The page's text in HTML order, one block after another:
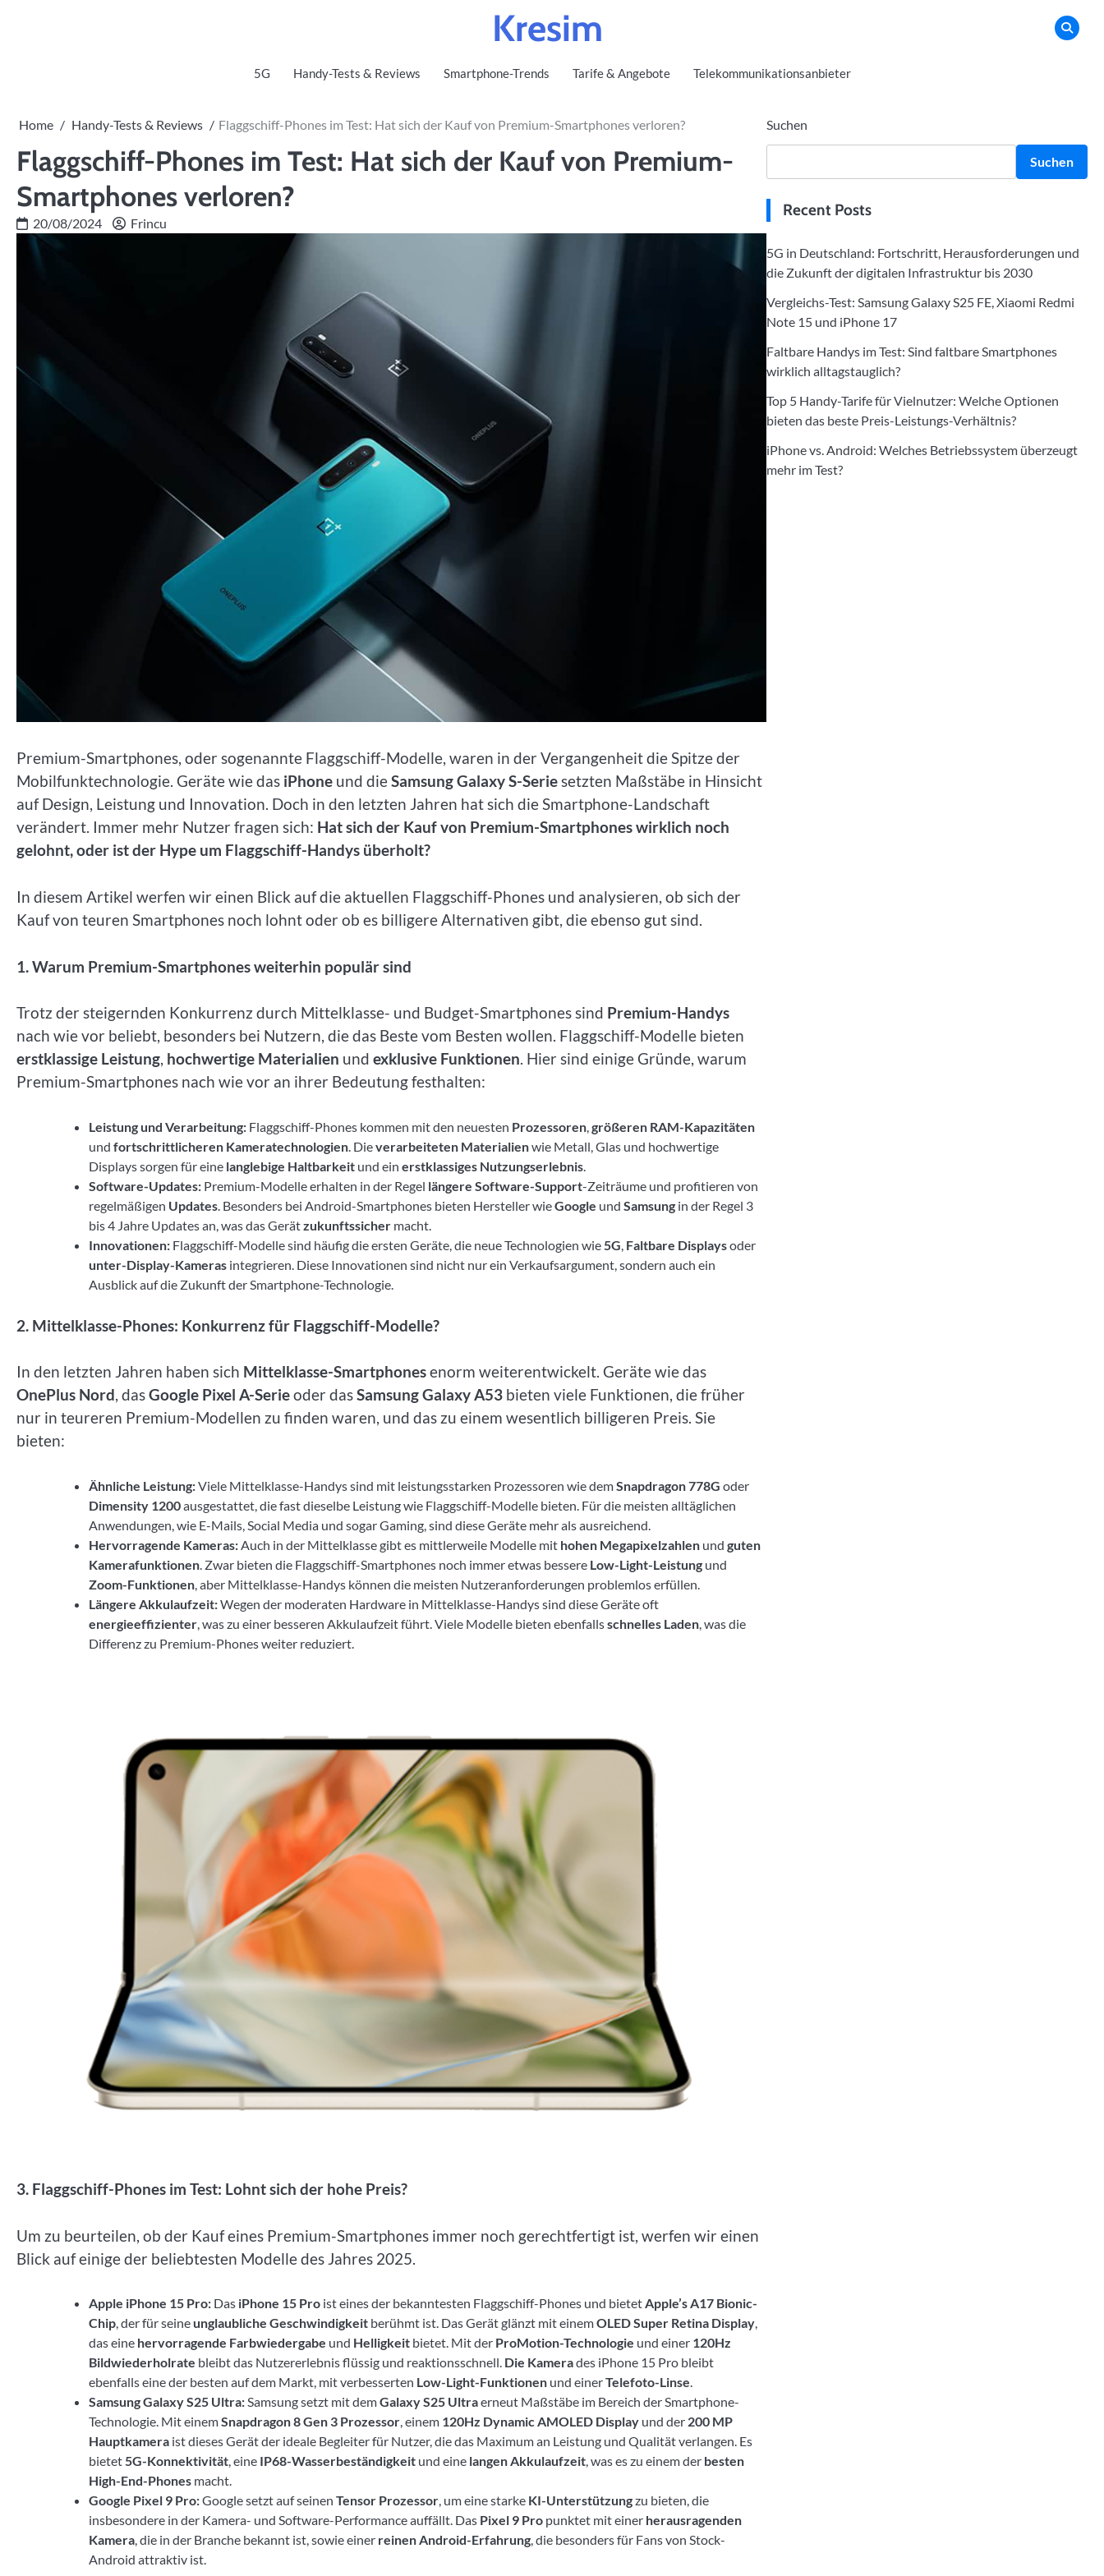
Kresim
5G Handy-Tests & Reviews Smartphone-Trends Tarife & Angebote Telekommunikationsanbieter
Home Handy-Tests & Reviews Flaggschiff-Phones im Test: Hat sich der Kauf von Premium-Smartphones verloren?
Flaggschiff-Phones im Test: Hat sich der Kauf von Premium-
Smartphones verloren?
20/08/2024 Frincu
Premium-Smartphones, oder sogenannte Flaggschiff-Modelle, waren in der Vergangenheit die Spitze der
Mobilfunktechnologie. Geräte wie das iPhone und dieSamsung Galaxy S-Seriesetzten Maßstäbe in Hinsicht
auf Design, Leistung und Innovation. Doch in den letzten Jahren hat sich die Smartphone-Landschaft
verändert. Immer mehr Nutzer fragen sich: Hat sich der Kauf von Premium-Smartphones wirklich noch
gelohnt, oder ist der Hype um Flaggschiff-Handys überholt?
In diesem Artikel werfen wir einen Blick auf die aktuellen Flaggschiff-Phones und analysieren, ob sich der
Kauf von teuren Smartphones noch lohnt oder ob es billigere Alternativen gibt, die ebenso gut sind.
1. Warum Premium-Smartphones weiterhin populär sind
Trotz der steigernden Konkurrenz durch Mittelklasse- und Budget-Smartphones sind Premium-Handys
nach wie vor beliebt, besonders bei Nutzern, die das Beste vom Besten wollen. Flaggschiff-Modelle bieten
erstklassige Leistung, hochwertige Materialien und exklusive Funktionen. Hier sind einige Gründe, warum
Premium-Smartphones nach wie vor an ihrer Bedeutung festhalten:
Leistung und Verarbeitung: Flaggschiff-Phones kommen mit den neuesten Prozessoren größeren RAM-Kapazitäten
und fortschrittlicheren Kameratechnologien . Dieverarbeiteten Materialienwie Metall, Glas und hochwertige
Displays sorgen für eine langlebige Haltbarkeit und ein erstklassiges Nutzungserlebnis
Software-Updates: Premium-Modelle erhalten in der Regel längere Software-Support-Zeiträume und profitieren von
regelmäßigen Updates . Besonders bei Android-Smartphones bieten Hersteller wieGoogle und Samsung in der Regel 3
bis 4 Jahre Updates an, was das Gerätzukunftssicher macht.
Innovationen: Flaggschiff-Modelle sind häufig die ersten Geräte, die neue Technologien wie 5G Faltbare Displaysoder
unter-Display-Kameras integrieren. Diese Innovationen sind nicht nur ein Verkaufsargument, sondern auch ein
Ausblick auf die Zukunft der Smartphone-Technologie.
2. Mittelklasse-Phones: Konkurrenz für Flaggschiff-Modelle?
In den letzten Jahren haben sich Mittelklasse-Smartphonesenorm weiterentwickelt. Geräte wie das
OnePlus Nord, dasGoogle Pixel A-Serieoder dasSamsung Galaxy A53 bieten viele Funktionen, die früher
nur in teureren Premium-Modellen zu finden waren, und das zu einem wesentlich billigeren Preis. Sie
bieten:
Ähnliche Leistung:Viele Mittelklasse-Handys sind mit leistungsstarken Prozessoren wie demSnapdragon 778G oder
Dimensity 1200ausgestattet, die fast dieselbe Leistung wie Flaggschiff-Modelle bieten. Für die meisten alltäglichen
Anwendungen, wie E-Mails, Social Media und sogar Gaming, sind diese Geräte mehr als ausreichend.
Hervorragende Kameras: Auch in der Mittelklasse gibt es mittlerweile Modelle mit hohen Megapixelzahlen und guten
Kamerafunktionen . Zwar bieten die Flaggschiff-Smartphones noch immer etwas bessere Low-Light-Leistung und
Zoom-Funktionen , aber Mittelklasse-Handys können die meisten Nutzeranforderungen problemlos erfüllen.
Längere Akkulaufzeit:Wegen der moderaten Hardware in Mittelklasse-Handys sind diese Geräte oft
energieeffizienter , was zu einer besseren Akkulaufzeit führt. Viele Modelle bieten ebenfallsschnelles Laden , was die
Differenz zu Premium-Phones weiter reduziert.
3. Flaggschiff-Phones im Test: Lohnt sich der hohe Preis?
Um zu beurteilen, ob der Kauf eines Premium-Smartphones immer noch gerechtfertigt ist, werfen wir einen
Blick auf einige der beliebtesten Modelle des Jahres 2025.
Apple iPhone 15 Pro: Das iPhone 15 Pro ist eines der bekanntesten Flaggschiff-Phones und bietetApple’s A17 Bionic-
Chip, der für seine unglaubliche Geschwindigkeit berühmt ist. Das Gerät glänzt mit einemOLED Super Retina Display,
das eine hervorragende Farbwiedergabe und Helligkeit bietet. Mit der ProMotion-Technologie und einer 120Hz
Bildwiederholrate bleibt das Nutzererlebnis flüssig und reaktionsschnell. Die Kamerades iPhone 15 Pro bleibt
ebenfalls eine der besten auf dem Markt, mit verbesserten Low-Light-Funktionen und einerTelefoto-Linse.
Samsung Galaxy S25 Ultra:Samsung setzt mit demGalaxy S25 Ultraerneut Maßstäbe im Bereich der Smartphone-
Technologie. Mit einemSnapdragon 8 Gen 3 Prozessor, einem 120Hz Dynamic AMOLED Display und der 200 MP
Hauptkamera ist dieses Gerät der ideale Begleiter für Nutzer, die das Maximum an Leistung und Qualität verlangen. Es
bietet5G-Konnektivität, eine IP68-Wasserbeständigkeit und eine langen Akkulaufzeit, was es zu einem der besten
High-End-Phones macht.
Google Pixel 9 Pro:Google setzt auf seinen Tensor Prozessor, um eine starke KI-Unterstützungzu bieten, die
insbesondere in der Kamera- und Software-Performance auffällt. Das Pixel 9 Pro punktet mit einer herausragenden
Kamera, die in der Branche bekannt ist, sowie einer reinen Android-Erfahrung, die besonders für Fans von Stock-
Android attraktiv ist.
Suchen
Suchen
Recent Posts
5G in Deutschland: Fortschritt, Herausforderungen und
die Zukunft der digitalen Infrastruktur bis 2030
Vergleichs-Test: Samsung Galaxy S25 FE, Xiaomi Redmi
Note 15 und iPhone 17
Faltbare Handys im Test: Sind faltbare Smartphones
wirklich alltagstauglich?
Top 5 Handy-Tarife für Vielnutzer: Welche Optionen
bieten das beste Preis-Leistungs-Verhältnis?
iPhone vs. Android: Welches Betriebssystem überzeugt
mehr im Test?